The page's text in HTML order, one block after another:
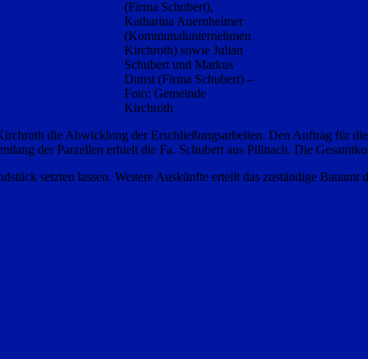
(Firma Schubert),
Katharina Auernheimer
(Kommunalunternehmen
Kirchroth) sowie Julian
Schubert und Markus
Dunst (Firma Schubert) –
Foto: Gemeinde
Kirchroth
die Abwicklung der Erschließungsarbeiten. Den Auftrag für
der Parzellen erhielt die Fa. Schubert aus Pillnach. Die
setzten lassen. Weitere Auskünfte erteilt das zuständige Bauamt